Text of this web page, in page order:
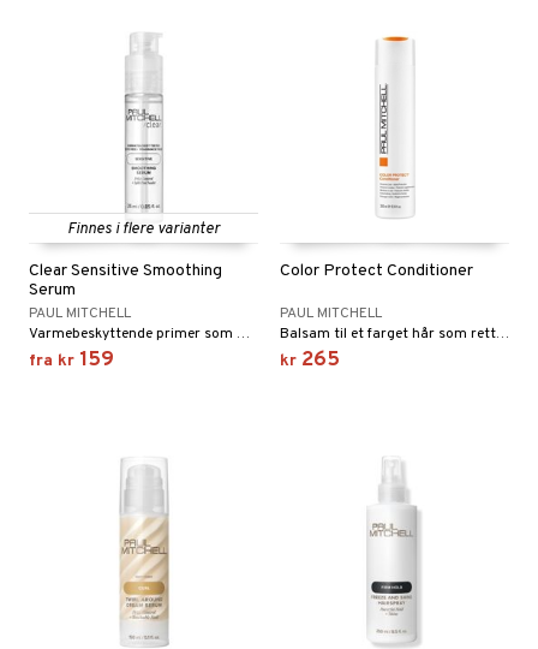
Finnes i flere varianter
Clear Sensitive Smoothing
Serum
PAUL MITCHELL
Varmebeskyttende primer som motvirker frizz
fra kr 159
Color Protect Conditioner
PAUL MITCHELL
Balsam til et farget hår som retter ut og reparerer og bevarer fargen.
kr 265